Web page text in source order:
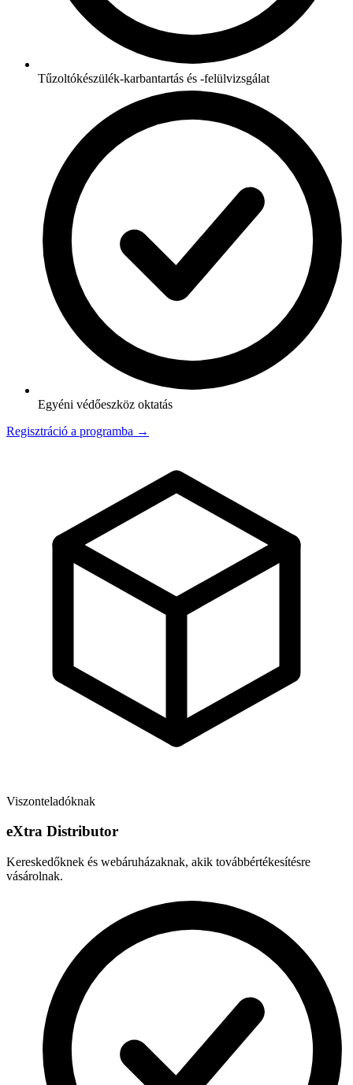
Tűzoltókészülék-karbantartás és -felülvizsgálat
Egyéni védőeszköz oktatás
Regisztráció a programba →
Viszonteladóknak
eXtra Distributor
Kereskedőknek és webáruházaknak, akik továbbértékesítésre
vásárolnak.